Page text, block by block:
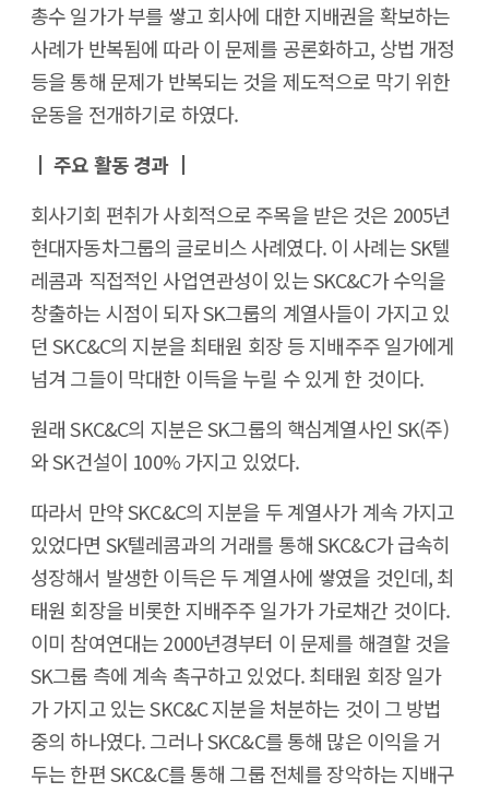
총수 일가가 부를 쌓고 회사에 대한 지배권을 확보하는
사례가 반복됨에 따라 이 문제를 공론화하고, 상법 개정
등을 통해 문제가 반복되는 것을 제도적으로 막기 위한
운동을 전개하기로 하였다.
┃ 주요 활동 경과 ┃
회사기회 편취가 사회적으로 주목을 받은 것은 2005년
현대자동차그룹의 글로비스 사례였다. 이 사례는 SK텔
레콤과 직접적인 사업연관성이 있는 SKC&C가 수익을
창출하는 시점이 되자 SK그룹의 계열사들이 가지고 있
던 SKC&C의 지분을 최태원 회장 등 지배주주 일가에게
넘겨 그들이 막대한 이득을 누릴 수 있게 한 것이다.
원래 SKC&C의 지분은 SK그룹의 핵심계열사인 SK(주)
와 SK건설이 100% 가지고 있었다.
따라서 만약 SKC&C의 지분을 두 계열사가 계속 가지고
있었다면 SK텔레콤과의 거래를 통해 SKC&C가 급속히
성장해서 발생한 이득은 두 계열사에 쌓였을 것인데, 최
태원 회장을 비롯한 지배주주 일가가 가로채간 것이다.
이미 참여연대는 2000년경부터 이 문제를 해결할 것을
SK그룹 측에 계속 촉구하고 있었다. 최태원 회장 일가
가 가지고 있는 SKC&C 지분을 처분하는 것이 그 방법
중의 하나였다. 그러나 SKC&C를 통해 많은 이익을 거
두는 한편 SKC&C를 통해 그룹 전체를 장악하는 지배구